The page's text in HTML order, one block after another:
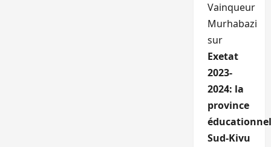
Vainqueur
Murhabazi
sur
Exetat
2023-
2024: la
province
Sud-Kivu